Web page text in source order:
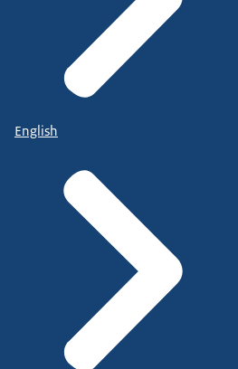
English